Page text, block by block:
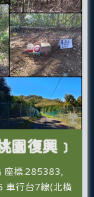
園復興﹞
座標:285383,
行台7線(北橫